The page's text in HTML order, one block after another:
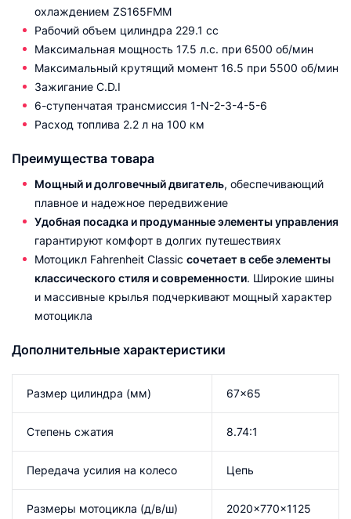
охлаждением ZS165FMM
Рабочий объем цилиндра 229.1 сс
Максимальная мощность 17.5 л.с. при 6500 об/мин
Максимальный крутящий момент 16.5 при 5500 об/мин
Зажигание C.D.I
6-ступенчатая трансмиссия 1-N-2-3-4-5-6
Расход топлива 2.2 л на 100 км
Преимущества товара
Мощный и долговечный двигатель, обеспечивающий
плавное и надежное передвижение
Удобная посадка и продуманные элементы управления
гарантируют комфорт в долгих путешествиях
Мотоцикл Fahrenheit Classic сочетает в себе элементы
классического стиля и современности. Широкие шины
и массивные крылья подчеркивают мощный характер
мотоцикла
Дополнительные характеристики
Размер цилиндра (мм) 67×65
Степень сжатия 8.74:1
Передача усилия на колесо Цепь
Размеры мотоцикла (д/в/ш) 2020x770x1125